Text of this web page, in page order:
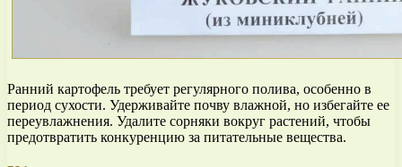
Ранний картофель требует регулярного полива, особенно в
период сухости. Удерживайте почву влажной, но избегайте ее
переувлажнения. Удалите сорняки вокруг растений, чтобы
предотвратить конкуренцию за питательные вещества.